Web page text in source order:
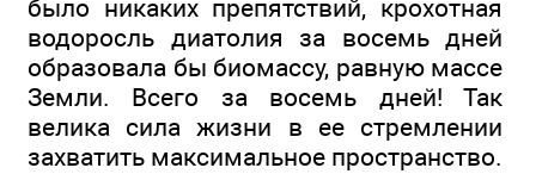
было никаких препятствий, крохотная
водоросль диатолия за восемь дней
образовала бы биомассу, равную массе
Земли. Всего за восемь дней! Так
велика сила жизни в ее стремлении
захватить максимальное пространство.